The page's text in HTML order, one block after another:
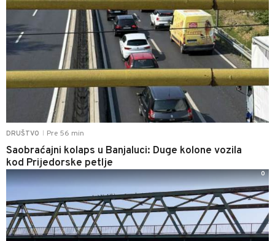
DRUŠTVO Pre 56 min
Saobraćajni kolaps u Banjaluci: Duge kolone vozila
kod Prijedorske petlje
0